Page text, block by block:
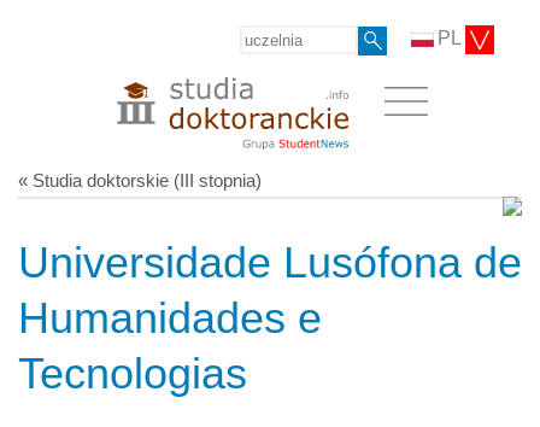
PL
« Studia doktorskie (III stopnia)
Universidade Lusófona de
Humanidades e
Tecnologias